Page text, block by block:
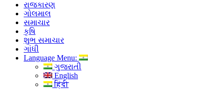
રાજકારણ
ગોલમાલ
સમાચાર
કૃષિ
શુભ સમાચાર
ગાંધી
Language Menu:
ગુજરાતી
English
हिंदी